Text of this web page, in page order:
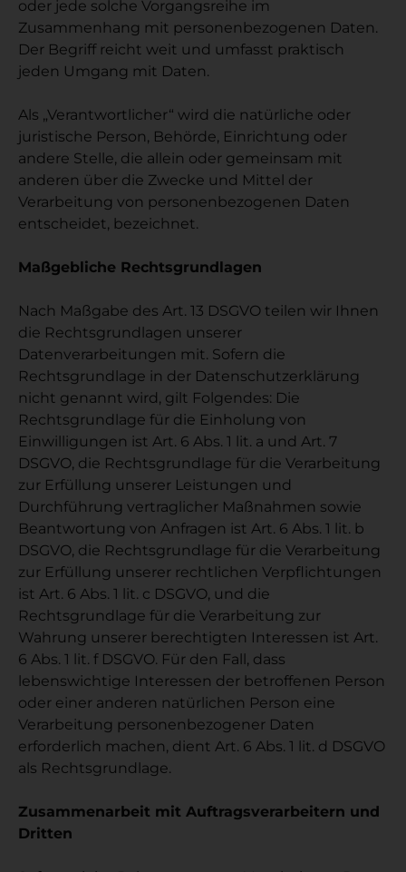
oder jede solche Vorgangsreihe im
Zusammenhang mit personenbezogenen Daten.
Der Begriff reicht weit und umfasst praktisch
jeden Umgang mit Daten.
Als „Verantwortlicher“ wird die natürliche oder
juristische Person, Behörde, Einrichtung oder
andere Stelle, die allein oder gemeinsam mit
anderen über die Zwecke und Mittel der
Verarbeitung von personenbezogenen Daten
entscheidet, bezeichnet.
Maßgebliche Rechtsgrundlagen
Nach Maßgabe des Art. 13 DSGVO teilen wir Ihnen
die Rechtsgrundlagen unserer
Datenverarbeitungen mit. Sofern die
Rechtsgrundlage in der Datenschutzerklärung
nicht genannt wird, gilt Folgendes: Die
Rechtsgrundlage für die Einholung von
Einwilligungen ist Art. 6 Abs. 1 lit. a und Art. 7
DSGVO, die Rechtsgrundlage für die Verarbeitung
zur Erfüllung unserer Leistungen und
Durchführung vertraglicher Maßnahmen sowie
Beantwortung von Anfragen ist Art. 6 Abs. 1 lit. b
DSGVO, die Rechtsgrundlage für die Verarbeitung
zur Erfüllung unserer rechtlichen Verpflichtungen
ist Art. 6 Abs. 1 lit. c DSGVO, und die
Rechtsgrundlage für die Verarbeitung zur
Wahrung unserer berechtigten Interessen ist Art.
6 Abs. 1 lit. f DSGVO. Für den Fall, dass
lebenswichtige Interessen der betroffenen Person
oder einer anderen natürlichen Person eine
Verarbeitung personenbezogener Daten
erforderlich machen, dient Art. 6 Abs. 1 lit. d DSGVO
als Rechtsgrundlage.
Zusammenarbeit mit Auftragsverarbeitern und
Dritten